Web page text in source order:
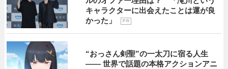
キャラクターに出会えたことは運が良
かった」
P R
“おっさん剣聖”の一太刀に宿る人生
―― 世界で話題の本格アクションアニ